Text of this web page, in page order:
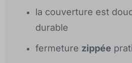
la couverture est
durable
fermeture zippée